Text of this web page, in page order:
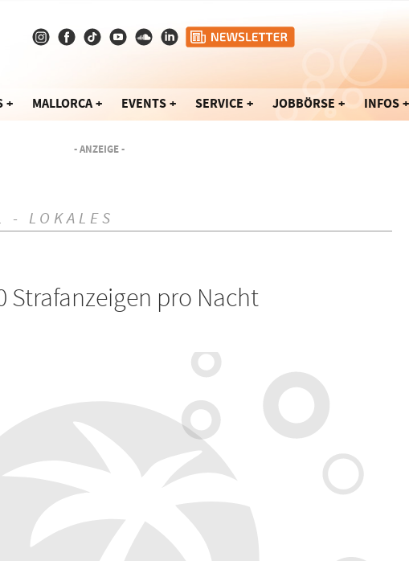
MALLORCA EVENTS SERVICE JOBBÖRSE INFOS
- ANZEIGE -
- LOKALES
Strafanzeigen pro Nacht